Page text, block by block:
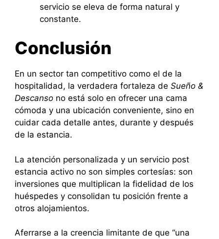
servicio se eleva de forma natural y
constante.
Conclusión
En un sector tan competitivo como el de la
hospitalidad, la verdadera fortaleza de Sueño &
Descanso no está solo en ofrecer una cama
cómoda y una ubicación conveniente, sino en
cuidar cada detalle antes, durante y después
de la estancia.
La atención personalizada y un servicio post
estancia activo no son simples cortesías: son
inversiones que multiplican la fidelidad de los
huéspedes y consolidan tu posición frente a
otros alojamientos.
Aferrarse a la creencia limitante de que “una